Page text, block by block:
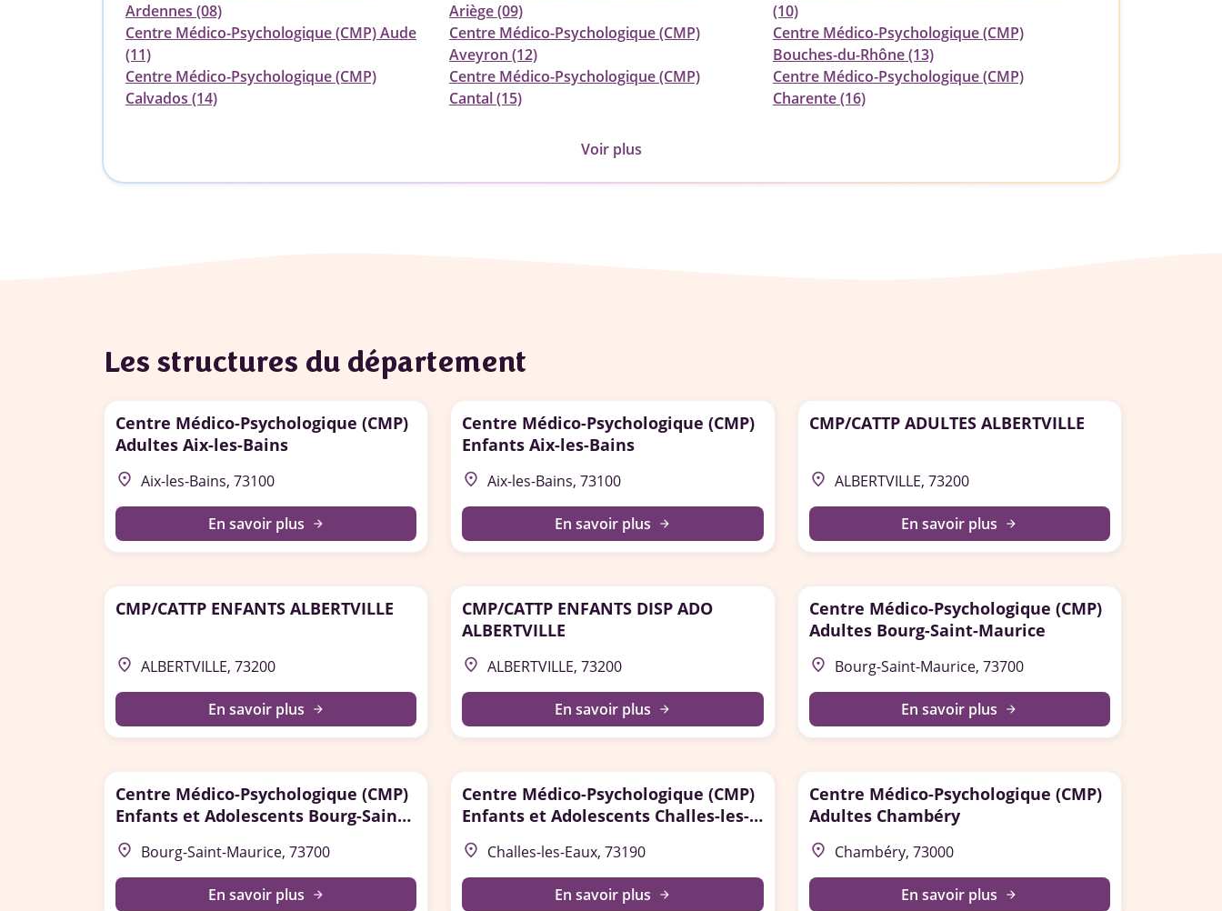
Ardennes (08)
Ariège (09)
(10)
Centre Médico-Psychologique (CMP) Aude
(11)
Centre Médico-Psychologique (CMP)
Aveyron (12)
Centre Médico-Psychologique (CMP)
Bouches-du-Rhône (13)
Centre Médico-Psychologique (CMP)
Calvados (14)
Centre Médico-Psychologique (CMP)
Cantal (15)
Centre Médico-Psychologique (CMP)
Charente (16)
Voir plus
Les structures du département
Centre Médico-Psychologique (CMP)
Adultes Aix-les-Bains
place Aix-les-Bains, 73100
En savoir plus arrow_forward
Centre Médico-Psychologique (CMP)
Enfants Aix-les-Bains
place Aix-les-Bains, 73100
En savoir plus arrow_forward
CMP/CATTP ADULTES ALBERTVILLE
place ALBERTVILLE, 73200
En savoir plus arrow_forward
CMP/CATTP ENFANTS ALBERTVILLE
place ALBERTVILLE, 73200
En savoir plus arrow_forward
CMP/CATTP ENFANTS DISP ADO
ALBERTVILLE
place ALBERTVILLE, 73200
En savoir plus arrow_forward
Centre Médico-Psychologique (CMP)
Adultes Bourg-Saint-Maurice
place Bourg-Saint-Maurice, 73700
En savoir plus arrow_forward
Centre Médico-Psychologique (CMP)
Enfants et Adolescents Bourg-Saint-
Maurice
place Bourg-Saint-Maurice, 73700
En savoir plus arrow_forward
Centre Médico-Psychologique (CMP)
Enfants et Adolescents Challes-les-
Eaux
place Challes-les-Eaux, 73190
En savoir plus arrow_forward
Centre Médico-Psychologique (CMP)
Adultes Chambéry
place Chambéry, 73000
En savoir plus arrow_forward